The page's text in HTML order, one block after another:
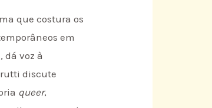
que costura os
em
voz à
discute
queer,